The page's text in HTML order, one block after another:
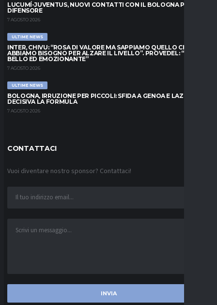
LUCUMÍ-JUVENTUS, NUOVI CONTATTI CON IL BOLOGNA PER IL
DIFENSORE
7 AGOSTO 2026
ULTIME NEWS
INTER, CHIVU: “ROSA DI VALORE MA SAPPIAMO QUELLO CHE
ABBIAMO BISOGNO PER ALZARE IL LIVELLO”. PROVEDEL: “MESE
BELLO ED EMOZIONANTE”
7 AGOSTO 2026
ULTIME NEWS
BOLOGNA, IRRUZIONE PER PICCOLI: SFIDA A GENOA E LAZIO,
DECISIVA LA FORMULA
7 AGOSTO 2026
CONTATTACI
Vuoi diventare nostro sponsor? Contattaci!